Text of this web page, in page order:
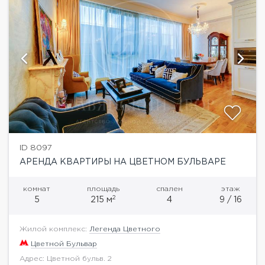
ID 8097
АРЕНДА КВАРТИРЫ НА ЦВЕТНОМ БУЛЬВАРЕ
комнат
5
площадь
215 м2
спален
4
этаж
9 / 16
Жилой комплекс: Легенда Цветного
Цветной Бульвар
Адрес: Цветной бульв. 2